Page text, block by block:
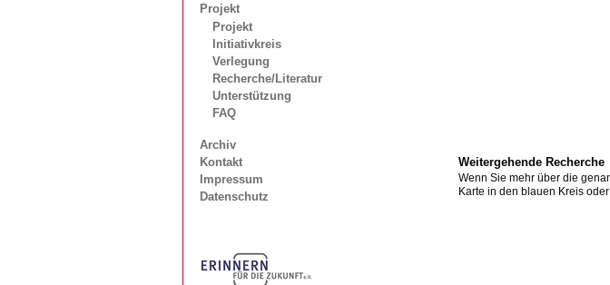
Projekt
Projekt
Initiativkreis
Verlegung
Recherche/Literatur
Unterstützung
FAQ
Archiv
Kontakt
Impressum
Datenschutz
Weitergehende Recherche
Wenn Sie mehr über die
Karte in den blauen Kreis